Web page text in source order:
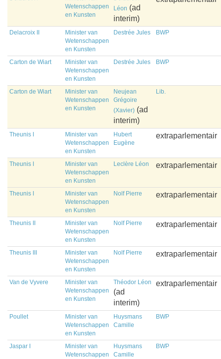
Wetenschappen
en Kunsten
Léon (ad
interim)
Delacroix II
Minister van
Wetenschappen
en Kunsten
Destrée Jules BWP
Carton de Wiart
Minister van
Wetenschappen
en Kunsten
Destrée Jules BWP
Carton de Wiart
Minister van
Wetenschappen
en Kunsten
Neujean
Grégoire
(Xavier) (ad
interim)
Lib.
Theunis I
Minister van
Wetenschappen
en Kunsten
Hubert
Eugène
extraparlementair
Theunis I
Minister van
Wetenschappen
en Kunsten
Leclère Léon extraparlementair
Theunis I
Minister van
Wetenschappen
en Kunsten
Nolf Pierre extraparlementair
Theunis II
Minister van
Wetenschappen
en Kunsten
Nolf Pierre extraparlementair
Theunis III
Minister van
Wetenschappen
en Kunsten
Nolf Pierre extraparlementair
Van de Vyvere
Minister van
Wetenschappen
en Kunsten
Théodor Léon
(ad
interim)
extraparlementair
Poullet
Minister van
Wetenschappen
en Kunsten
Huysmans
Camille
BWP
Jaspar I
Minister van
Wetenschappen
Huysmans
Camille
BWP